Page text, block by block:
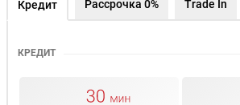
Кредит Рассрочка 0% Trade In
КРЕДИТ